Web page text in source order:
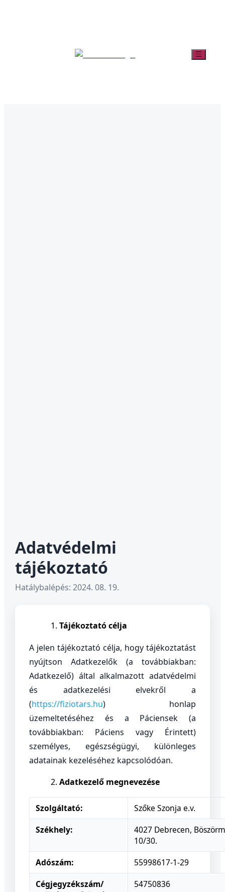
Adatvédelmi
tájékoztató
Hatálybalépés: 2024. 08. 19.
Tájékoztató célja
A jelen tájékoztató célja, hogy tájékoztatást
nyújtson Adatkezelők (a továbbiakban:
Adatkezelő) által alkalmazott adatvédelmi
és adatkezelési elvekről a
(https://fiziotars.hu) honlap
üzemeltetéséhez és a Páciensek (a
továbbiakban: Páciens vagy Érintett)
személyes, egészségügyi, különleges
adatainak kezeléséhez kapcsolódóan.
Adatkezelő megnevezése
Szolgáltató:
Szőke Szonja e.v.
Székhely:
4027 Debrecen,
10/30.
Adószám:
55998617-1-29
Cégjegyzékszám/
54750836